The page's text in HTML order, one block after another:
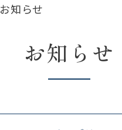
お知らせ
お知らせ